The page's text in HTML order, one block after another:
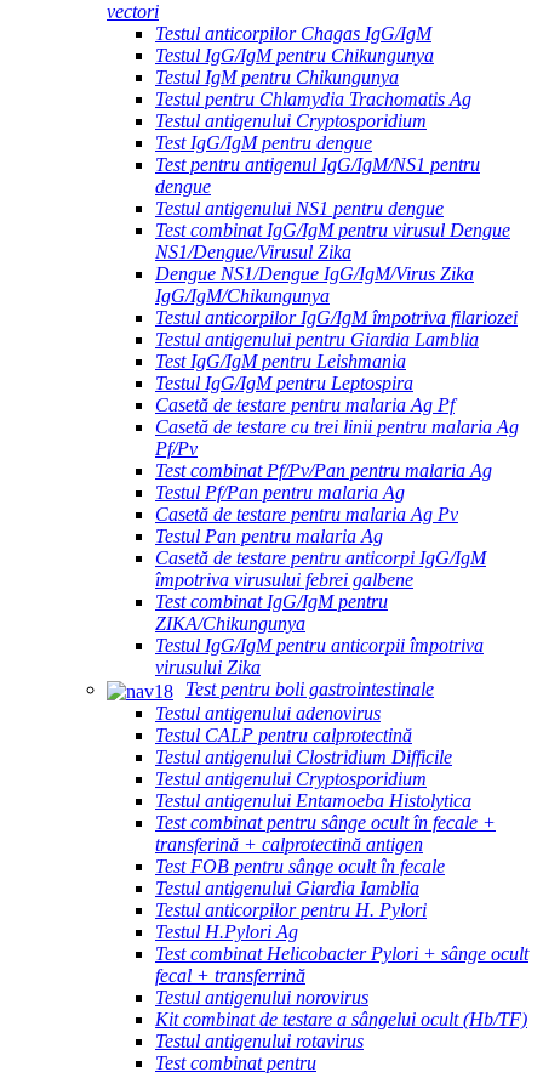
vectori
Testul anticorpilor Chagas IgG/IgM
Testul IgG/IgM pentru Chikungunya
Testul IgM pentru Chikungunya
Testul pentru Chlamydia Trachomatis Ag
Testul antigenului Cryptosporidium
Test IgG/IgM pentru dengue
Test pentru antigenul IgG/IgM/NS1 pentru
dengue
Testul antigenului NS1 pentru dengue
Test combinat IgG/IgM pentru virusul Dengue
NS1/Dengue/Virusul Zika
Dengue NS1/Dengue IgG/IgM/Virus Zika
IgG/IgM/Chikungunya
Testul anticorpilor IgG/IgM împotriva filariozei
Testul antigenului pentru Giardia Lamblia
Test IgG/IgM pentru Leishmania
Testul IgG/IgM pentru Leptospira
Casetă de testare pentru malaria Ag Pf
Casetă de testare cu trei linii pentru malaria Ag
Pf/Pv
Test combinat Pf/Pv/Pan pentru malaria Ag
Testul Pf/Pan pentru malaria Ag
Casetă de testare pentru malaria Ag Pv
Testul Pan pentru malaria Ag
Casetă de testare pentru anticorpi IgG/IgM
împotriva virusului febrei galbene
Test combinat IgG/IgM pentru
ZIKA/Chikungunya
Testul IgG/IgM pentru anticorpii împotriva
virusului Zika
Test pentru boli gastrointestinale
Testul antigenului adenovirus
Testul CALP pentru calprotectină
Testul antigenului Clostridium Difficile
Testul antigenului Cryptosporidium
Testul antigenului Entamoeba Histolytica
Test combinat pentru sânge ocult în fecale +
transferină + calprotectină antigen
Test FOB pentru sânge ocult în fecale
Testul antigenului Giardia Iamblia
Testul anticorpilor pentru H. Pylori
Testul H.Pylori Ag
Test combinat Helicobacter Pylori + sânge ocult
fecal + transferrină
Testul antigenului norovirus
Kit combinat de testare a sângelui ocult (Hb/TF)
Testul antigenului rotavirus
Test combinat pentru